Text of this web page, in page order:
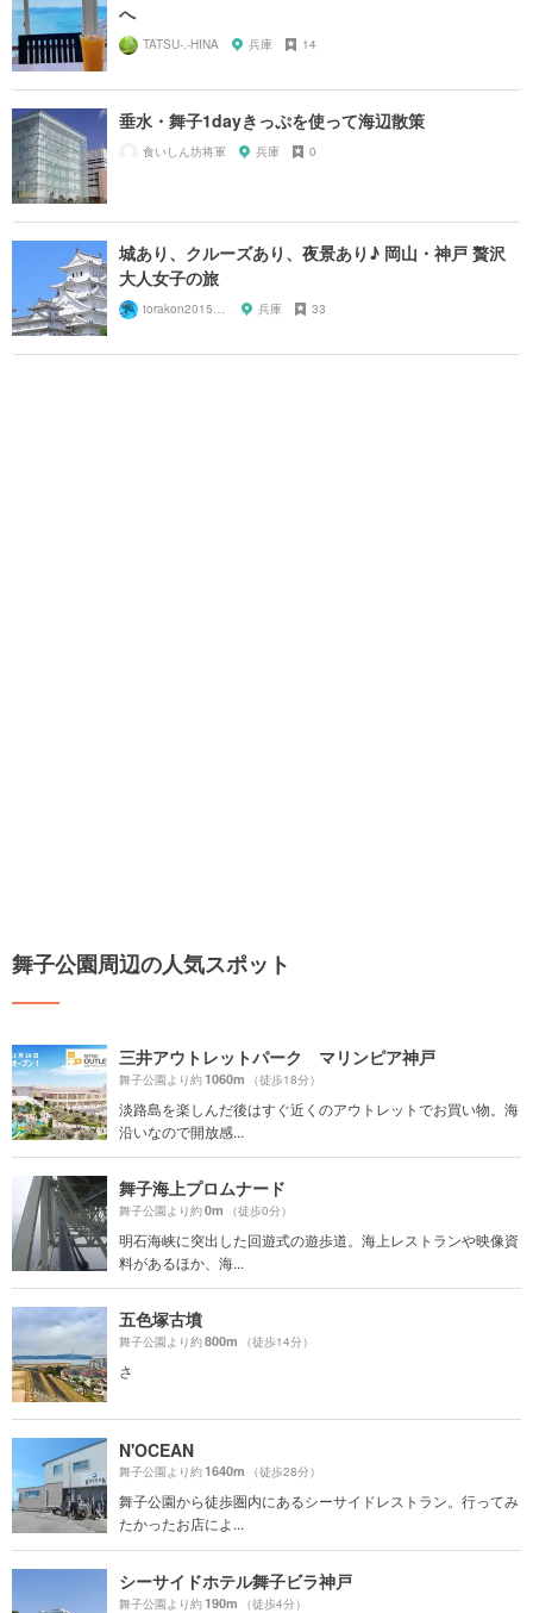
へ
TATSU-.-HINA 兵庫 14
垂水・舞子1dayきっぷを使って海辺散策
食いしん坊将軍 兵庫 0
城あり、クルーズあり、夜景あり♪ 岡山・神戸 贅沢
大人女子の旅
兵庫 33
舞子公園周辺の人気スポット
三井アウトレットパーク マリンピア神戸
舞子公園より約1060m （徒歩18分）
淡路島を楽しんだ後はすぐ近くのアウトレットでお買い物。海
沿いなので開放感...
舞子海上プロムナード
舞子公園より約0m （徒歩0分）
明石海峡に突出した回遊式の遊歩道。海上レストランや映像資
料があるほか、海...
五色塚古墳
舞子公園より約800m （徒歩14分）
さ
N'OCEAN
舞子公園より約1640m （徒歩28分）
舞子公園から徒歩圏内にあるシーサイドレストラン。行ってみ
たかったお店によ...
シーサイドホテル舞子ビラ神戸
舞子公園より約190m （徒歩4分）